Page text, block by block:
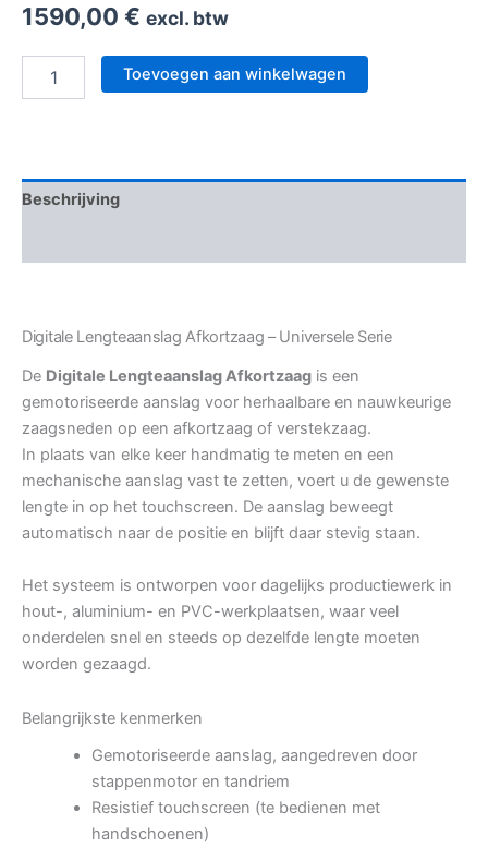
1590,00 € excl. btw
Lengteaanslag
Toevoegen aan winkelwagen
Beschrijving
Digitale Lengteaanslag Afkortzaag – Universele Serie
De Digitale Lengteaanslag Afkortzaag is een
gemotoriseerde aanslag voor herhaalbare en nauwkeurige
zaagsneden op een afkortzaag of verstekzaag.
In plaats van elke keer handmatig te meten en een
mechanische aanslag vast te zetten, voert u de gewenste
lengte in op het touchscreen. De aanslag beweegt
automatisch naar de positie en blijft daar stevig staan.
Het systeem is ontworpen voor dagelijks productiewerk in
hout-, aluminium- en PVC-werkplaatsen, waar veel
onderdelen snel en steeds op dezelfde lengte moeten
worden gezaagd.
Belangrijkste kenmerken
Gemotoriseerde aanslag, aangedreven door
stappenmotor en tandriem
Resistief touchscreen (te bedienen met
handschoenen)